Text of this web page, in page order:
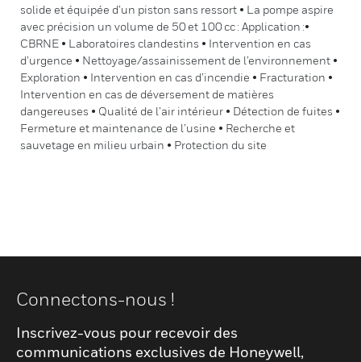
solide et équipée d’un piston sans ressort • La pompe aspire
avec précision un volume de 50 et 100 cc : Application :•
CBRNE • Laboratoires clandestins • Intervention en cas
d’urgence • Nettoyage/assainissement de l’environnement •
Exploration • Intervention en cas d’incendie • Fracturation •
Intervention en cas de déversement de matières
dangereuses • Qualité de l’air intérieur • Détection de fuites •
Fermeture et maintenance de l’usine • Recherche et
sauvetage en milieu urbain • Protection du site
Connectons-nous !
Inscrivez-vous pour recevoir des
communications exclusives de Honeywell,